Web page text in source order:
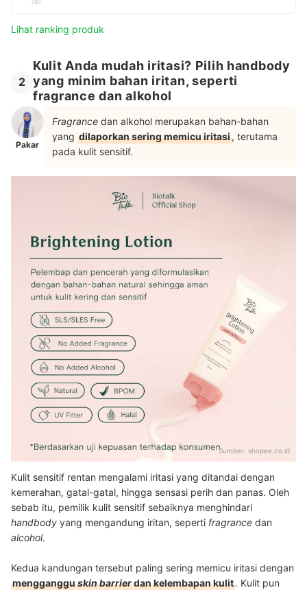
Lihat ranking produk
2
Kulit Anda mudah iritasi? Pilih handbody
yang minim bahan iritan, seperti
fragrance dan alkohol
Pakar
Fragrance dan alkohol merupakan bahan-bahan
yang dilaporkan sering memicu iritasi, terutama
pada kulit sensitif.
Sumber: shopee.co.id
Kulit sensitif rentan mengalami iritasi yang ditandai dengan
kemerahan, gatal-gatal, hingga sensasi perih dan panas. Oleh
sebab itu, pemilik kulit sensitif sebaiknya menghindari
handbody yang mengandung iritan, seperti fragrance dan
alcohol.
Kedua kandungan tersebut paling sering memicu iritasi dengan
menggangguskin barrierdan kelembapan kulit. Kulit pun